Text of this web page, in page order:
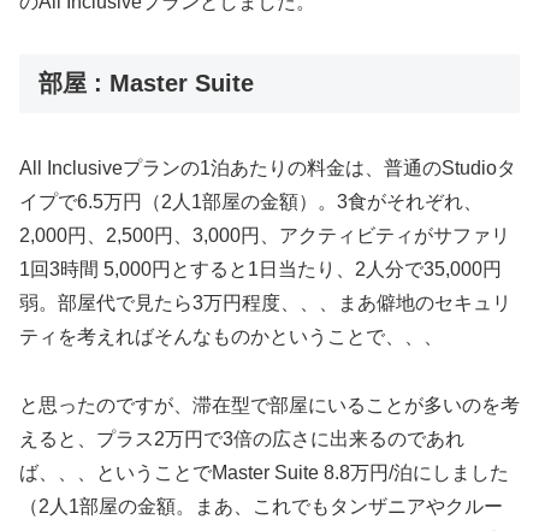
部屋 : Master Suite
All Inclusiveプランの1泊あたりの料金は、普通のStudioタ
イプで6.5万円（2人1部屋の金額）。3食がそれぞれ、
2,000円、2,500円、3,000円、アクティビティがサファリ
1回3時間 5,000円とすると1日当たり、2人分で35,000円
弱。部屋代で見たら3万円程度、、、まあ僻地のセキュリ
ティを考えればそんなものかということで、、、
と思ったのですが、滞在型で部屋にいることが多いのを考
えると、プラス2万円で3倍の広さに出来るのであれ
ば、、、ということでMaster Suite 8.8万円/泊にしました
（2人1部屋の金額。まあ、これでもタンザニアやクルー